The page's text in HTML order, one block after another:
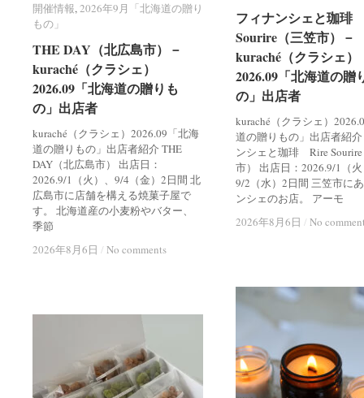
開催情報,2026年9月「北海道の贈り
もの」
THE DAY（北広島市）－
kuraché（クラシェ）
2026.09「北海道の贈りも
の」出店者
kuraché（クラシェ）2026.09「北海
道の贈りもの」出店者紹介 THE
DAY（北広島市） 出店日：
2026.9/1（火）、9/4（金）2日間 北
広島市に店舗を構える焼菓子屋で
す。 北海道産の小麦粉やバター、
季節
2026年8月6日 / No comments
開催情報 2026年9月「北海道の贈り
もの」
THE DAY（北広島市）－
kuraché（クラシェ）
2026.09「北海道の贈りも
の」出店者
2026年8月6日 / No comments
フィナンシェと珈
Sourire（三笠市）－
kuraché（クラシェ）
2026.09「北海道の贈
の」出店者
kuraché（クラシェ）
道の贈りもの」出店者紹
ンシェと珈琲 Rire
市） 出店日：2026.9/1（
9/2（水）2日間 三笠市に
ンシェのお店。 アーモ
2026年8月6日 / No
フィナンシェと珈
Sourire（三笠市）－
kuraché（クラシェ）
2026.09「北海道の贈
の」出店者
2026年8月6日 / No